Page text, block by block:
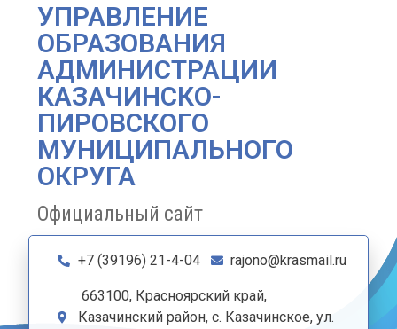
УПРАВЛЕНИЕ
ОБРАЗОВАНИЯ
АДМИНИСТРАЦИИ
КАЗАЧИНСКО-
ПИРОВСКОГО
МУНИЦИПАЛЬНОГО
ОКРУГА
Официальный сайт
+7 (39196) 21-4-04 rajono@krasmail.ru
663100, Красноярский край,
Казачинский район, с. Казачинское, ул.